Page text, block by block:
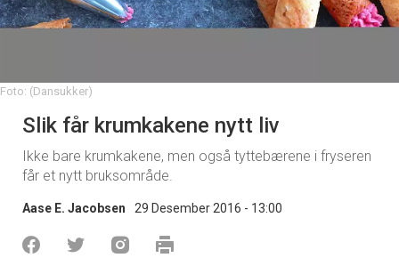
Foto: (Dansukker)
Slik får krumkakene nytt liv
Ikke bare krumkakene, men også tyttebærene i fryseren
får et nytt bruksområde.
Aase E. Jacobsen 29 Desember 2016 - 13:00